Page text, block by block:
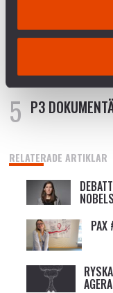
SVERIGES
KRÖNIKA: ÖB
VINNA FREDEN
P3
RELATERADE ARTIKLAR
PAX